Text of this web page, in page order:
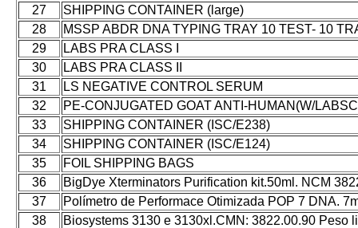
27
SHIPPING CONTAINER (large)
28
MSSP ABDR DNA TYPING TRAY 10 TEST- 10
29
LABS PRA CLASS I
30
LABS PRA CLASS II
31
LS NEGATIVE CONTROL SERUM
32
PE-CONJUGATED GOAT ANTI-HUMAN(W/
33
SHIPPING CONTAINER (ISC/E238)
34
SHIPPING CONTAINER (ISC/E124)
35
FOIL SHIPPING BAGS
36
BigDye Xterminators Purification kit.50ml. NCM
37
Polímetro de Performace Otimizada POP 7 DNA.
38
Biosystems 3130 e 3130xl.CMN: 3822.00.90 Peso